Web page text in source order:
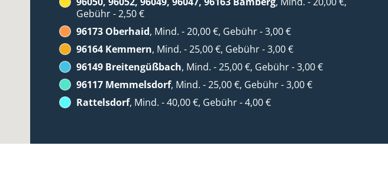
Gebühr - 2,50 €
96173 Oberhaid, Mind. - 20,00 €, Gebühr - 3,00 €
96164 Kemmern, Mind. - 25,00 €, Gebühr - 3,00 €
96149 Breitengüßbach, Mind. - 25,00 €, Gebühr - 3,00 €
96117 Memmelsdorf, Mind. - 25,00 €, Gebühr - 3,00 €
Rattelsdorf, Mind. - 40,00 €, Gebühr - 4,00 €